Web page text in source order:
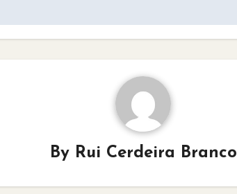
By Rui Cerdeira Branco